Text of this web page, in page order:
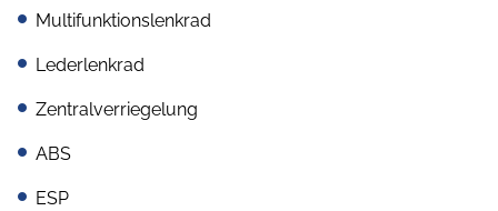
Multifunktionslenkrad
Lederlenkrad
Zentralverriegelung
ABS
ESP